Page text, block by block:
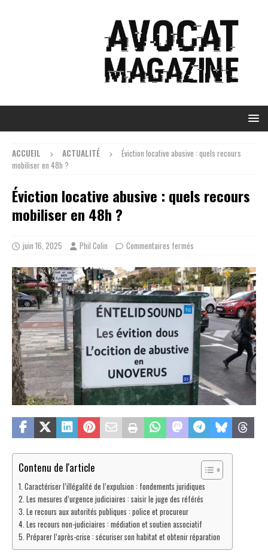
ACCUEIL ACTUALITÉ
Éviction locative abusive : quels recours
mobiliser en 48h ?
Éviction locative abusive : quels recours
mobiliser en 48h ?
juin 16, 2025 Phil Colin Commentaires fermés
Contenu de l'article
Caractériser l’illégalité de l’expulsion : fondements juridiques
Les mesures d’urgence judiciaires : saisir le juge des référés
Le recours aux autorités publiques : police et procureur
Les recours non-judiciaires : médiation et soutien associatif
Préparer l’après-crise : sécuriser son habitat et obtenir réparation